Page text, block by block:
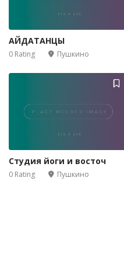
АЙДАТАНЦЫ
0 Rating Пушкино
Студия йоги и восточ
0 Rating Пушкино